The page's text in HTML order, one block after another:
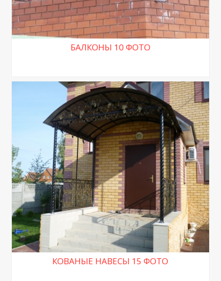
БАЛКОНЫ 10 ФОТО
КОВАНЫЕ НАВЕСЫ 15 ФОТО